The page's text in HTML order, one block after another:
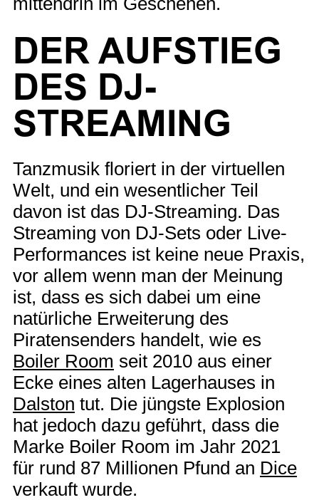
DER AUFSTIEG
DES DJ-
STREAMING
Tanzmusik floriert in der virtuellen
Welt, und ein wesentlicher Teil
davon ist das DJ-Streaming. Das
Streaming von DJ-Sets oder Live-
Performances ist keine neue Praxis,
vor allem wenn man der Meinung
ist, dass es sich dabei um eine
natürliche Erweiterung des
Piratensenders handelt, wie es
Boiler Room seit 2010 aus einer
Ecke eines alten Lagerhauses in
Dalston tut. Die jüngste Explosion
hat jedoch dazu geführt, dass die
Marke Boiler Room im Jahr 2021
für rund 87 Millionen Pfund an Dice
verkauft wurde.